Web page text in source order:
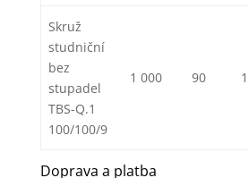
Skruž
studniční
bez
stupadel
TBS-Q.1
100/100/9
1 000 90
Doprava a platba